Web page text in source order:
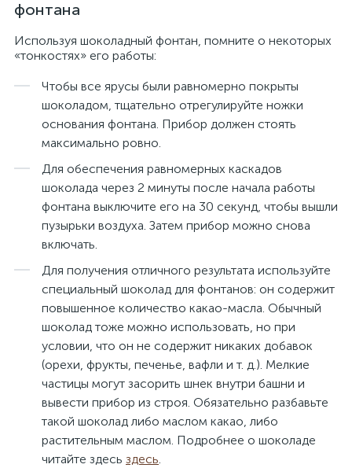
фонтана
Используя шоколадный фонтан, помните о некоторых
«тонкостях» его работы:
Чтобы все ярусы были равномерно покрыты
шоколадом, тщательно отрегулируйте ножки
основания фонтана. Прибор должен стоять
максимально ровно.
Для обеспечения равномерных каскадов
шоколада через 2 минуты после начала работы
фонтана выключите его на 30 секунд, чтобы вышли
пузырьки воздуха. Затем прибор можно снова
включать.
Для получения отличного результата используйте
специальный шоколад для фонтанов: он содержит
повышенное количество какао-масла. Обычный
шоколад тоже можно использовать, но при
условии, что он не содержит никаких добавок
(орехи, фрукты, печенье, вафли и т. д.). Мелкие
частицы могут засорить шнек внутри башни и
вывести прибор из строя. Обязательно разбавьте
такой шоколад либо маслом какао, либо
растительным маслом. Подробнее о шоколаде
читайте здесь здесь